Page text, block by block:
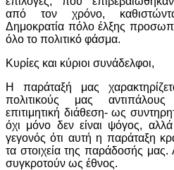
από τον χρόνο,
Δημοκρατία πόλο έλξης
όλο το πολιτικό φάσμα.
Κυρίες και κύριοι συνάδελφοι,
Η παράταξή μας
πολιτικούς μας
επιτιμητική διάθεση- ως
όχι μόνο δεν είναι ψόγος, αλλά
γεγονός ότι αυτή η παράταξη
τα στοιχεία της παράδοσής
συγκροτούν ως έθνος.